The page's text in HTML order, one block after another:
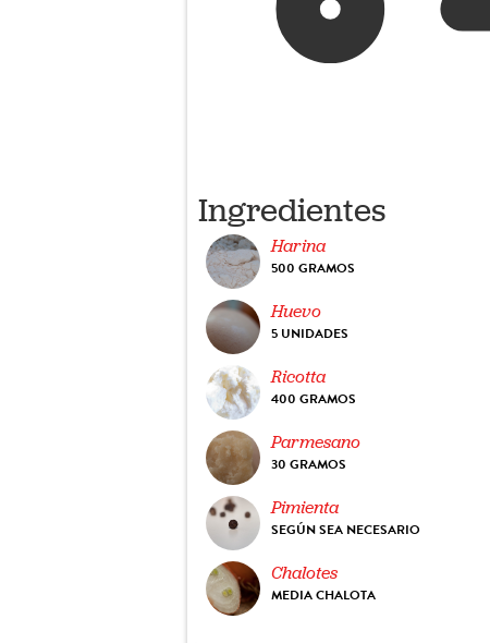
Ingredientes
Harina
500 GRAMOS
Huevo
5 UNIDADES
Ricotta
400 GRAMOS
Parmesano
30 GRAMOS
Pimienta
SEGÚN SEA NECESARIO
Chalotes
MEDIA CHALOTA